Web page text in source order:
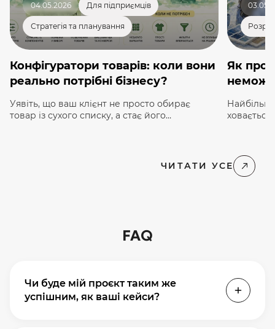
04.05.2026 Для підприємців
Стратегія та планування
Конфігуратори товарів: коли вони
реально потрібні бізнесу?
Уявіть, що ваш клієнт не просто обирає
товар із сухого списку, а стає його
зусиль. В e-commerce 2026 року цей
Як
ховається
ЧИТАТИ УСЕ
FAQ
Чи буде мій проєкт таким же
успішним, як ваші кейси?